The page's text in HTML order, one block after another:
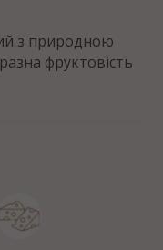
з природною
фруктовість